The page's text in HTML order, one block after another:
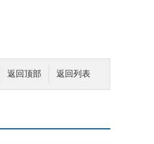
返回列表
返回顶部